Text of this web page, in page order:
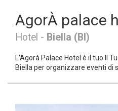
AgorÀ palace
Hotel - Biella (BI)
L'Agorà Palace Hotel è il tuo Il
Biella per organizzare eventi di